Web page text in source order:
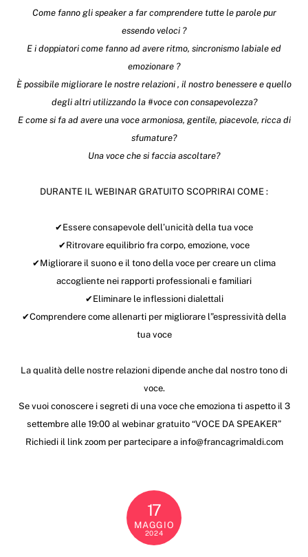
Come fanno gli speaker a far comprendere tutte le parole pur
essendo veloci ?
E i doppiatori come fanno ad avere ritmo, sincronismo labiale ed
emozionare ?
È possibile migliorare le nostre relazioni , il nostro benessere e quello
degli altri utilizzando la #voce con consapevolezza?
E come si fa ad avere una voce armoniosa, gentile, piacevole, ricca di
sfumature?
Una voce che si faccia ascoltare?
DURANTE IL WEBINAR GRATUITO SCOPRIRAI COME :
✔Essere consapevole dell’unicità della tua voce
✔Ritrovare equilibrio fra corpo, emozione, voce
✔Migliorare il suono e il tono della voce per creare un clima
accogliente nei rapporti professionali e familiari
✔Eliminare le inflessioni dialettali
✔Comprendere come allenarti per migliorare l”espressività della
tua voce
La qualità delle nostre relazioni dipende anche dal nostro tono di
voce.
Se vuoi conoscere i segreti di una voce che emoziona ti aspetto il 3
settembre alle 19:00 al webinar gratuito “VOCE DA SPEAKER”
Richiedi il link zoom per partecipare a info@francagrimaldi.com
17
MAGGIO
2024